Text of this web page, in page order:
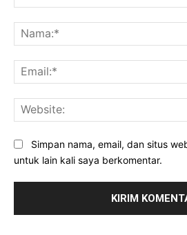
Simpan nama, email, dan situs
untuk lain kali saya berkomentar.